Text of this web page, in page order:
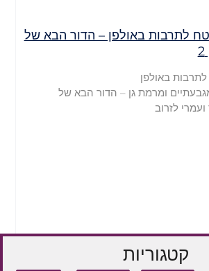
לתרבות באולפן – הדור הבא של
באולפן
ומרמת גן – הדור הבא של
לזרוב
קטגוריות